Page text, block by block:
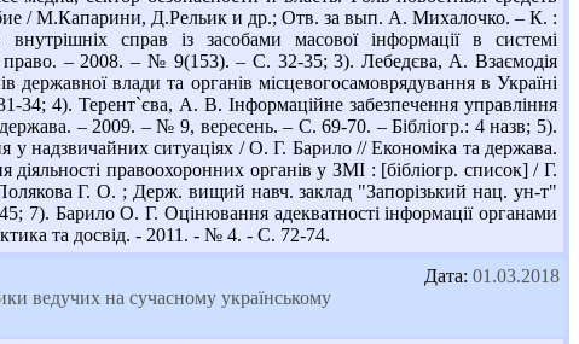
/ М.Капарини, Д.Рельик и др.; Отв. за вып. А. Михалочко. – К. :
справ із засобами масової інформації в системі
право. – 2008. – № 9(153). – С. 32-35; 3). Лебедєва, А. Взаємодія
влади та органів місцевогосамоврядування в Україні
4). Терент`єва, А. В. Інформаційне забезпечення управління
– 2009. – № 9, вересень. – С. 69-70. – Бібліогр.: 4 назв; 5).
надзвичайних ситуаціях / О. Г. Барило // Економіка та держава.
правоохоронних органів у ЗМІ : [бібліогр. список] / Г.
Г. О. ; Держ. вищий навч. заклад "Запорізький нац. ун-т"
7). Барило О. Г. Оцінювання адекватності інформації органами
та досвід. - 2011. - № 4. - С. 72-74.
Дата: 01.03.2018
ведучих на сучасному українському